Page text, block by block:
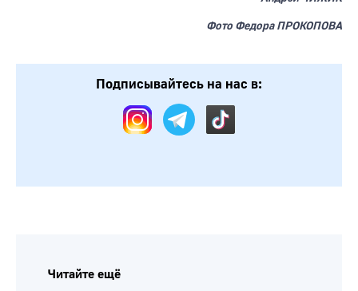
Фото Федора ПРОКОПОВА
Подписывайтесь на нас в: